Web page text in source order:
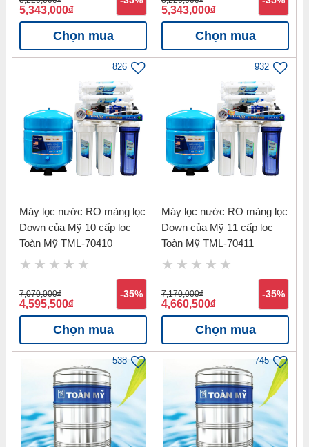
5,343,000đ
Chọn mua
5,343,000đ
Chọn mua
826
Máy lọc nước RO màng lọc
Down của Mỹ 10 cấp lọc
Toàn Mỹ TML-70410
7,070,000đ
4,595,500đ
-35%
Chọn mua
932
Máy lọc nước RO màng lọc
Down của Mỹ 11 cấp lọc
Toàn Mỹ TML-70411
7,170,000đ
4,660,500đ
-35%
Chọn mua
538 745